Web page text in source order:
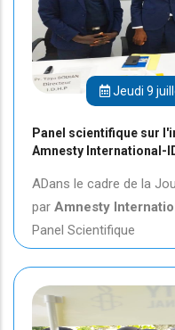
Jeudi 9
Panel scientifique sur
Amnesty International-
ADans le cadre de la
par Amnesty
Panel Scientifique